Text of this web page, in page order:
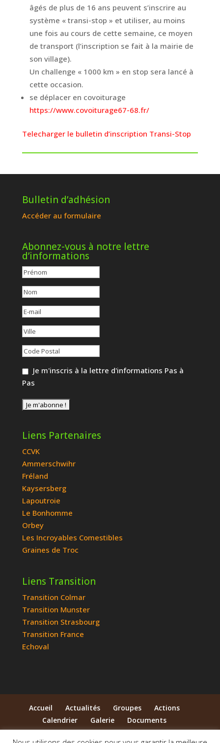
âgés de plus de 16 ans peuvent s’inscrire au
système « transi-stop » et utiliser, au moins
une fois au cours de cette semaine, ce moyen
de transport (l’inscription se fait à la mairie de
son village).
Un challenge « 1000 km » en stop sera lancé à
cette occasion.
se déplacer en covoiturage
https://www.covoiturage67-68.fr/
Telecharger le bulletin d’inscription Transi-Stop
Bulletin d’adhésion
Accéder au formulaire
Abonnez-vous à notre lettre
d’informations
Je m'inscris à la lettre d'informations Pas à
Pas
Liens Partenaires
CCVK
Ammerschwihr
Fréland
Kaysersberg
Lapoutroie
Le Bonhomme
Orbey
Les Incroyables Comestibles
Graines de Troc
Liens Transition
Transition Colmar
Transition Munster
Transition Strasbourg
Transition France
Echoval
Accueil Actualités Groupes
Actions
Calendrier
Galerie
Documents
Qui sommes-nous ?
Contact